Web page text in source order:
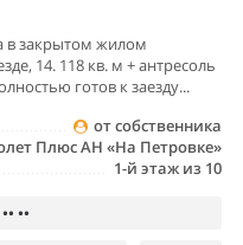
в закрытом жилом
14. 118 кв. м + антресоль
готов к заезду...
от собственника
Плюс АН «На Петровке»
1-й этаж из 10
••